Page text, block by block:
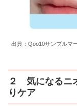
出典：Qoo10サンプルマ
２ 気になるニ
りケア